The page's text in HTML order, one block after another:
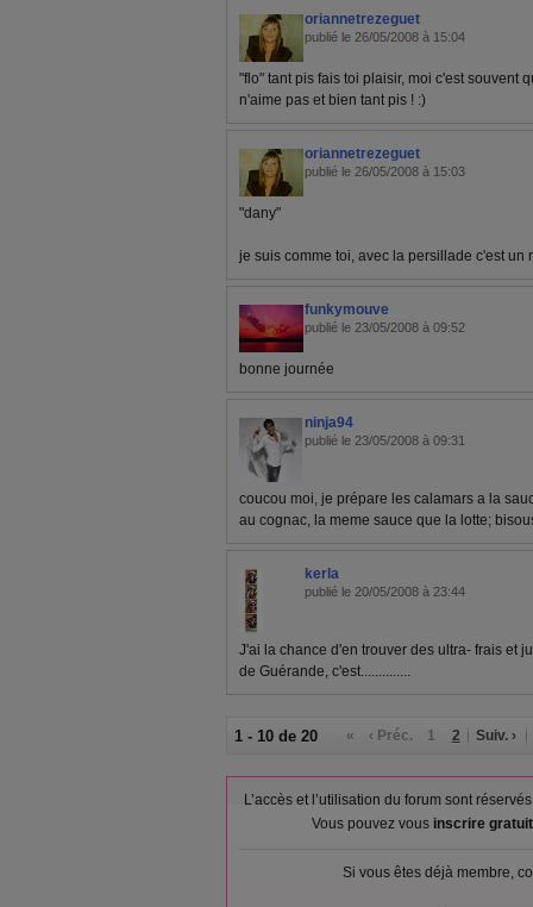
oriannetrezeguet
publié le 26/05/2008 à 15:04
"flo" tant pis fais toi plaisir, moi c'est souvent
n'aime pas et bien tant pis ! :)
oriannetrezeguet
publié le 26/05/2008 à 15:03
"dany"
je suis comme toi, avec la persillade c'est un
funkymouve
publié le 23/05/2008 à 09:52
bonne journée
ninja94
publié le 23/05/2008 à 09:31
coucou moi, je prépare les calamars a la
au cognac, la meme sauce que la lotte;
kerla
publié le 20/05/2008 à 23:44
J'ai la chance d'en trouver des ultra- frais et
de Guérande, c'est..............
1 - 10 de 20 « ‹ Préc. 1 2 Suiv. ›
L’accès et l’utilisation du forum sont
Vous pouvez vous inscrire
Si vous êtes déjà membre,